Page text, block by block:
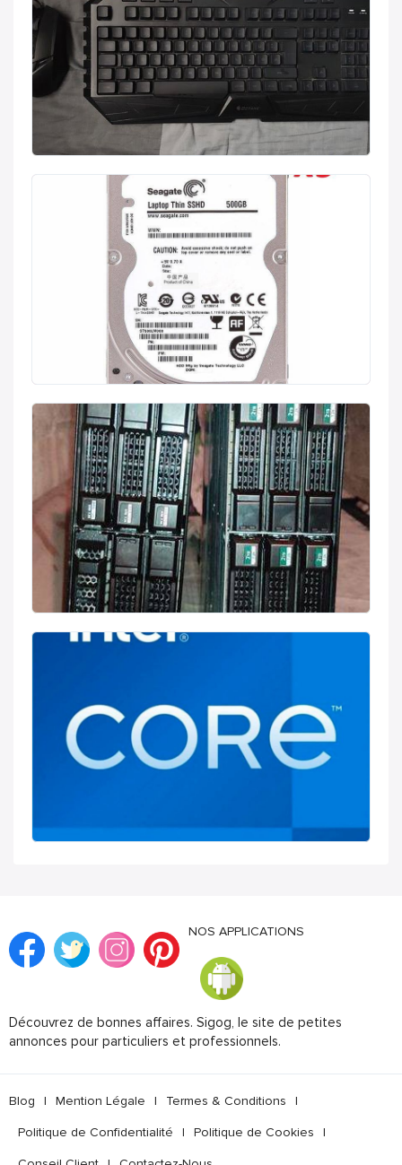
NOS APPLICATIONS
Découvrez de bonnes affaires. Sigog, le site de petites
annonces pour particuliers et professionnels.
Blog | Mention Légale | Termes & Conditions |
Politique de Confidentialité | Politique de Cookies |